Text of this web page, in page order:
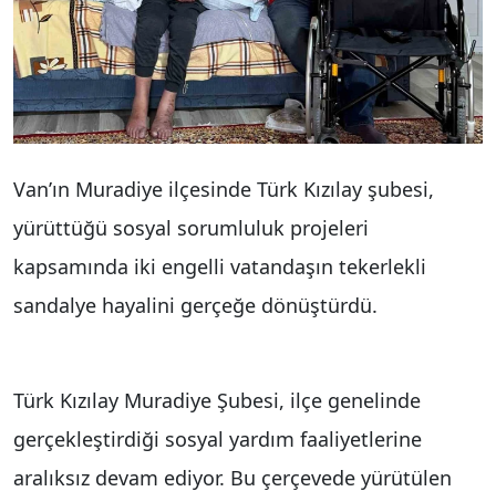
Van’ın Muradiye ilçesinde Türk Kızılay şubesi,
yürüttüğü sosyal sorumluluk projeleri
kapsamında iki engelli vatandaşın tekerlekli
sandalye hayalini gerçeğe dönüştürdü.
Türk Kızılay Muradiye Şubesi, ilçe genelinde
gerçekleştirdiği sosyal yardım faaliyetlerine
aralıksız devam ediyor. Bu çerçevede yürütülen